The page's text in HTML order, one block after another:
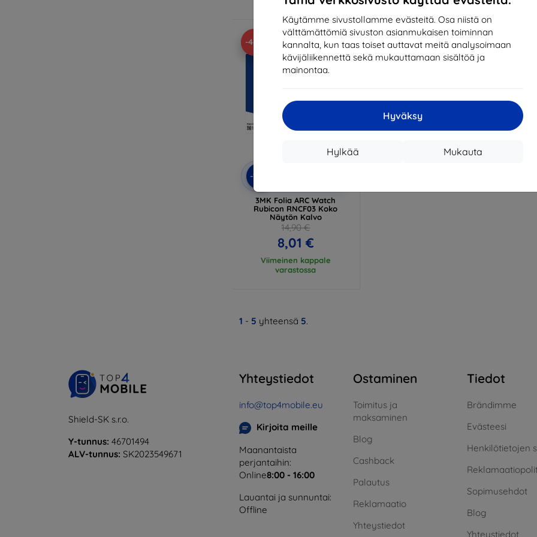
Käytämme sivustollamme evästeitä. Osa niistä on
välttämättömiä sivuston asianmukaisen toiminnan
kannalta, kun taas toiset auttavat meitä analysoimaan
kävijäliikennettä sekä mukauttamaan sisältöä ja
mainontaa.
Hyväksy
Mukauta
Hylkää
Varastossa > 5 kpl Varastossa > 5 kpl
-46%
-10%
3MK Folia ARC Watch
Rubicon RNCF03 Koko
Näytön Kalvo
14,90 €
8,01 €
Viimeinen kappale
varastossa
1 - 5 yhteensä 5.
Shield-SK s.r.o.
Y-tunnus: 46701494
ALV-tunnus: SK2023549671
Yhteystiedot
info@top4mobile.eu
Kirjoita meille
Maanantaista
perjantaihin:
Online8:00 - 16:00
Lauantai ja sunnuntai:
Offline
Ostaminen
Toimitus ja
maksaminen
Blog
Cashback
Palautus
Reklamaatio
Yhteystiedot
Tiedot
Brändimme
Evästeesi
Henkilötietojen
Sopimusehdot
Blog
Yhteystiedot